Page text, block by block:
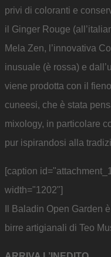
privi di coloranti e
il Ginger Rouge
Mela Zen, l’innovativa
inusuale (è rossa) e
viene prodotta con il
cuneesi, che è stata
mixology, in particolare
pur ispirandosi alla
[caption
width="1202"]
Il Baladin Open Garden
birre artigianali di Teo